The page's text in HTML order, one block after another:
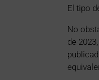
El tipo
No
de